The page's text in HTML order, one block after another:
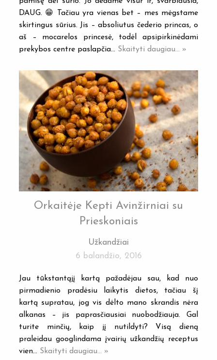
DAUG. 😁 Tačiau yra vienas bet – mes mėgstame
skirtingus sūrius. Jis – absoliutus čederio princas, o
aš – mocarelos princesė, todėl apsipirkinėdami
prekybos centre paslapčia… Skaityti daugiau... »
Orkaitėje Kepti Avinžirniai su
Prieskoniais
Užkandžiai
6 balandžio, 2016
Jau tūkstantąjį kartą pažadėjau sau, kad nuo
pirmadienio pradėsiu laikytis dietos, tačiau šį
kartą supratau, jog vis dėlto mano skrandis nėra
alkanas – jis paprasčiausiai nuobodžiauja. Gal
turite minčių, kaip jį nutildyti? Visą dieną
praleidau googlindama įvairių užkandžių receptus
vien… Skaityti daugiau... »